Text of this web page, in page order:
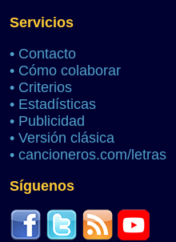
Servicios
• Contacto
• Cómo colaborar
• Criterios
• Estadísticas
• Publicidad
• Versión clásica
• cancioneros.com/letras
Síguenos